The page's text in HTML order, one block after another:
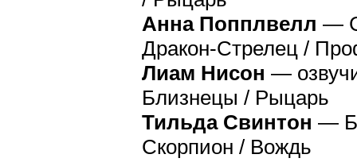
Анна Попплвелл —
Дракон-Стрелец /
Лиам Нисон —
Близнецы / Рыцарь
Тильда Свинтон —
Скорпион / Вождь